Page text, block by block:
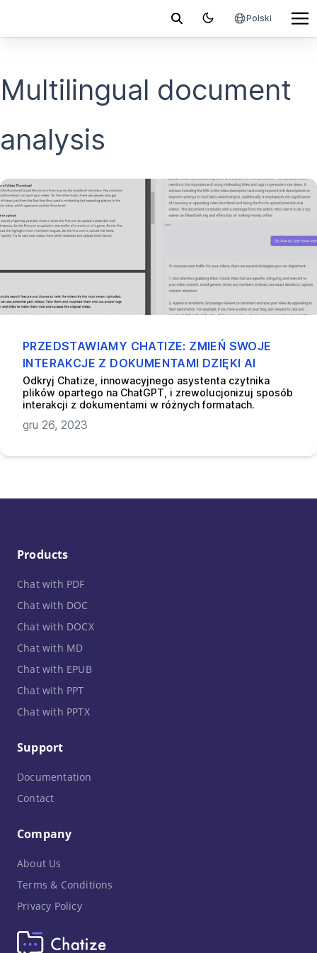
Polski
Multilingual document
analysis
PRZEDSTAWIAMY CHATIZE: ZMIEŃ SWOJE
INTERAKCJE Z DOKUMENTAMI DZIĘKI AI
Odkryj Chatize, innowacyjnego asystenta czytnika
plików opartego na ChatGPT, i zrewolucjonizuj sposób
interakcji z dokumentami w różnych formatach.
gru 26, 2023
Products
Chat with PDF
Chat with DOC
Chat with DOCX
Chat with MD
Chat with EPUB
Chat with PPT
Chat with PPTX
Support
Documentation
Contact
Company
About Us
Terms & Conditions
Privacy Policy